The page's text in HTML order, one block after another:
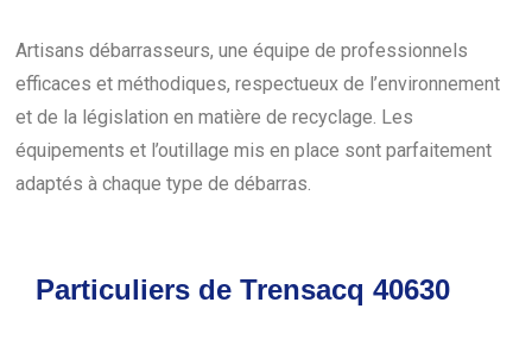
Artisans débarrasseurs, une équipe de professionnels
efficaces et méthodiques, respectueux de l’environnement
et de la législation en matière de recyclage. Les
équipements et l’outillage mis en place sont parfaitement
adaptés à chaque type de débarras.
Particuliers de Trensacq 40630